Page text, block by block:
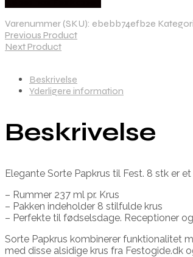
Varenummer (SKU): ebebb74efb2e
Previous Product
Next Product
Beskrivelse
Yderligere information
Beskrivelse
Elegante Sorte Papkrus til Fest. 8 stk er
– Rummer 237 ml pr. Krus
– Pakken indeholder 8 stilfulde krus
– Perfekte til fødselsdage. Receptioner
Sorte Papkrus kombinerer funktionalitet
med disse alsidige krus fra